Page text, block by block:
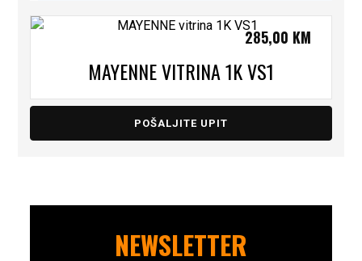
MAYENNE VITRINA 1K VS1
285,00 KM
POŠALJITE UPIT
NEWSLETTER